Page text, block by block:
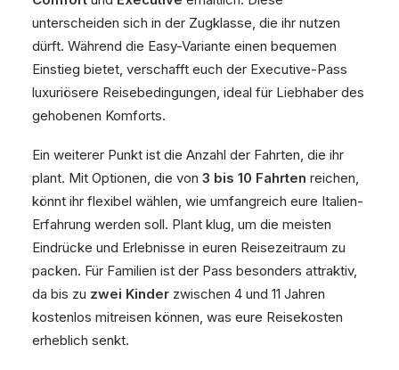
unterscheiden sich in der Zugklasse, die ihr nutzen
dürft. Während die Easy-Variante einen bequemen
Einstieg bietet, verschafft euch der Executive-Pass
luxuriösere Reisebedingungen, ideal für Liebhaber des
gehobenen Komforts.
Ein weiterer Punkt ist die Anzahl der Fahrten, die ihr
plant. Mit Optionen, die von 3 bis 10 Fahrten reichen,
könnt ihr flexibel wählen, wie umfangreich eure Italien-
Erfahrung werden soll. Plant klug, um die meisten
Eindrücke und Erlebnisse in euren Reisezeitraum zu
packen. Für Familien ist der Pass besonders attraktiv,
da bis zu zwei Kinder zwischen 4 und 11 Jahren
kostenlos mitreisen können, was eure Reisekosten
erheblich senkt.